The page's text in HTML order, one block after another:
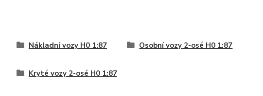
Nákladní vozy H0 1:87 Osobní vozy 2-osé H0 1:87
Kryté vozy 2-osé H0 1:87